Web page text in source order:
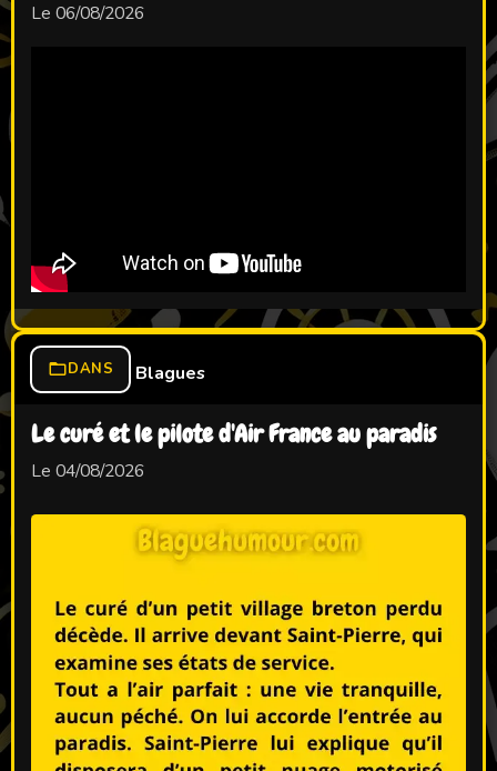
Le 06/08/2026
DANS Blagues
Le curé et le pilote d'Air France au paradis
Le 04/08/2026